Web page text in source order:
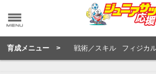
育成メニュー > 戦術／スキル フィジカ